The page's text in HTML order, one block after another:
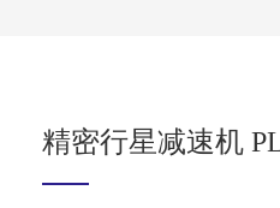
精密行星减速机